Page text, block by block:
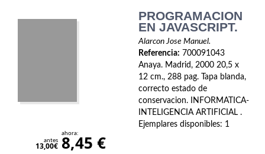
PROGRAMACION
EN JAVASCRIPT.
Alarcon Jose Manuel.
Referencia: 700091043
Anaya. Madrid, 2000 20,5 x
12 cm., 288 pag. Tapa blanda,
correcto estado de
conservacion. INFORMATICA-
INTELIGENCIA ARTIFICIAL .
Ejemplares disponibles: 1
antes
13,00€
ahora:
8,45 €